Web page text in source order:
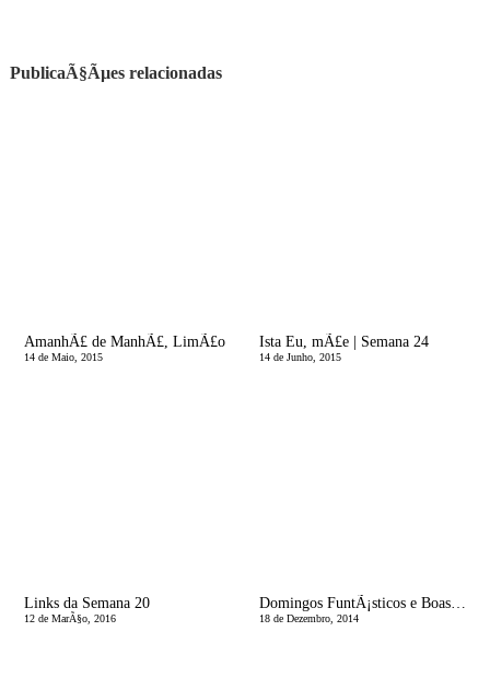
PublicaÃ§Ãµes relacionadas
AmanhÃ£ de ManhÃ£, LimÃ£o
14 de Maio, 2015
Ista Eu, mÃ£e | Semana 24
14 de Junho, 2015
Links da Semana 20
12 de MarÃ§o, 2016
Domingos FuntÃ¡sticos e Boas Compras!
18 de Dezembro, 2014